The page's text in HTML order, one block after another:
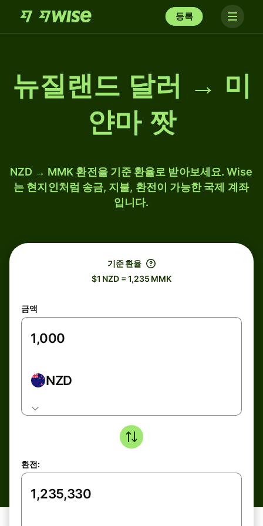
등록
뉴질랜드 달러 → 미
얀마 짯
NZD → MMK 환전을 기준 환율로 받아보세요. Wise
는 현지인처럼 송금, 지불, 환전이 가능한 국제 계좌
입니다.
기준 환율
$1 NZD = 1,235 MMK
금액
NZD
환전: